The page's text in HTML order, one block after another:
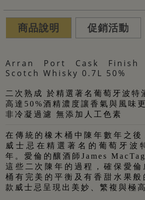
商品說明 促銷活動
Arran Port Cask Finish
Scotch Whisky 0.7L 50%
二次熟成 於精選著名葡萄牙波特
高達 50%酒精濃度讓香氣與風味
非冷凝過濾 無添加人工色素
在傳統的橡木桶中陳年數年之後
威士忌在精選著名的葡萄牙波
年。愛倫的釀酒師James
這些二次陳年的過程，確保愛倫
桶有完美的平衡及有香甜水果般
款威士忌呈現出美妙、繁複與極